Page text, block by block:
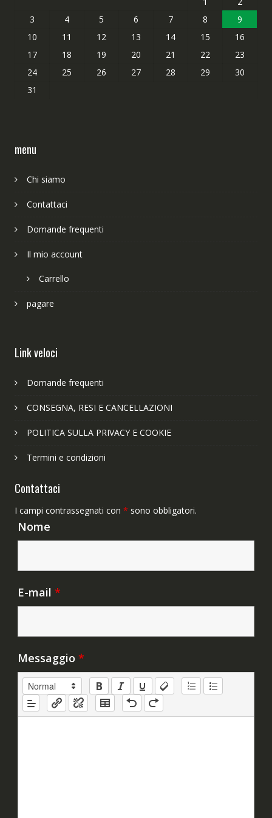
3
4 5 6 7 8
9
10
11 12 13 14 15
16
17
18 19 20 21 22
23
24
25 26 27 28 29
30
31
menu
Chi siamo
Contattaci
Domande frequenti
Il mio account
Carrello
pagare
Link veloci
Domande frequenti
CONSEGNA, RESI E CANCELLAZIONI
POLITICA SULLA PRIVACY E COOKIE
Termini e condizioni
Contattaci
I campi contrassegnati con * sono obbligatori.
Nome
E-mail *
Messaggio *